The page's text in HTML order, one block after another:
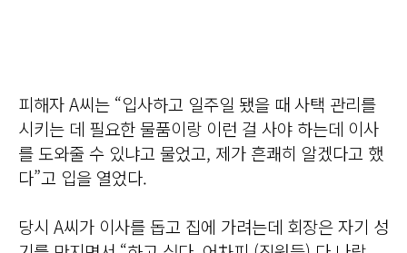
피해자 A씨는 “입사하고 일주일 됐을 때 사택 관리를
시키는 데 필요한 물품이랑 이런 걸 사야 하는데 이사
를 도와줄 수 있냐고 물었고, 제가 흔쾌히 알겠다고 했
다”고 입을 열었다.
당시 A씨가 이사를 돕고 집에 가려는데 회장은 자기 성